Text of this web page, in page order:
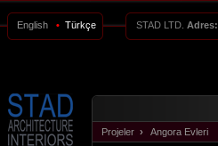
English • Türkçe STAD LTD. Adres:
Projeler › Angora Evleri